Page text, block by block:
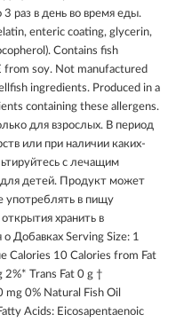
раз в день во время еды.
enteric coating, glycerin,
Contains fish
from soy. Not manufactured
ingredients. Produced in a
containing these allergens.
для взрослых. В период
или при наличии каких-
с лечащим
для детей. Продукт может
употреблять в пищу
хранить в
Добавках Serving Size: 1
Calories 10 Calories from Fat
2%* Trans Fat 0 g †
0% Natural Fish Oil
Acids: Eicosapentaenoic